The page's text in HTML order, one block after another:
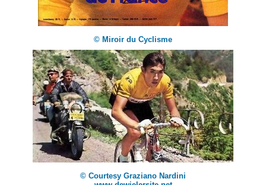
© Miroir du Cyclisme
© Courtesy Graziano Nardini